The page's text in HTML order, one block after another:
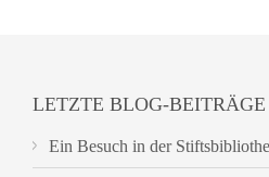
LETZTE BLOG-BEITRÄGE
Ein Besuch in der